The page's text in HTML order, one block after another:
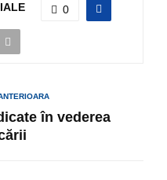
0
în vederea